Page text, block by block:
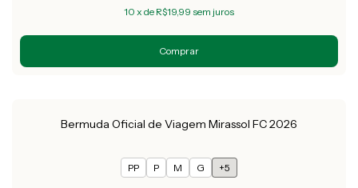
10 x de R$19,99 sem juros
Comprar
Bermuda Oficial de Viagem Mirassol FC 2026
PP P M G +5